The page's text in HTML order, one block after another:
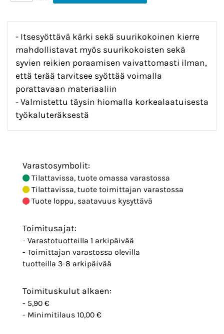
- Itsesyöttävä kärki sekä suurikokoinen kierre
mahdollistavat myös suurikokoisten sekä
syvien reikien poraamisen vaivattomasti ilman,
että terää tarvitsee syöttää voimalla
porattavaan materiaaliin
- Valmistettu täysin hiomalla korkealaatuisesta
työkaluteräksestä
Varastosymbolit:
Tilattavissa, tuote omassa varastossa
Tilattavissa, tuote toimittajan varastossa
Tuote loppu, saatavuus kysyttävä
Toimitusajat:
- Varastotuotteilla 1 arkipäivää
- Toimittajan varastossa olevilla
tuotteilla 3-8 arkipäivää
Toimituskulut alkaen:
- 5,90 €
- Minimitilaus 10,00 €